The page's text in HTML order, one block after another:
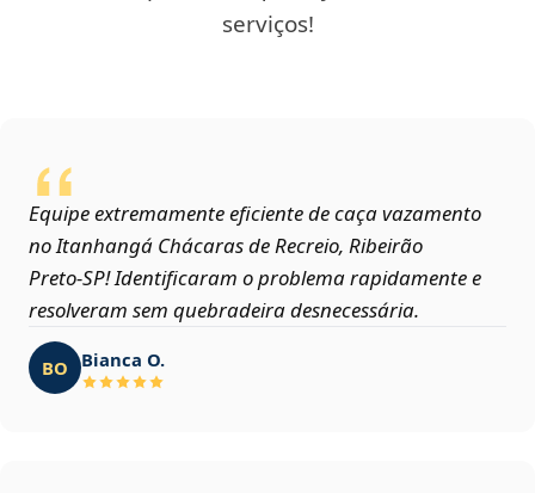
serviços!
Equipe extremamente eficiente de caça vazamento
no Itanhangá Chácaras de Recreio, Ribeirão
Preto‑SP! Identificaram o problema rapidamente e
resolveram sem quebradeira desnecessária.
BO Bianca O.